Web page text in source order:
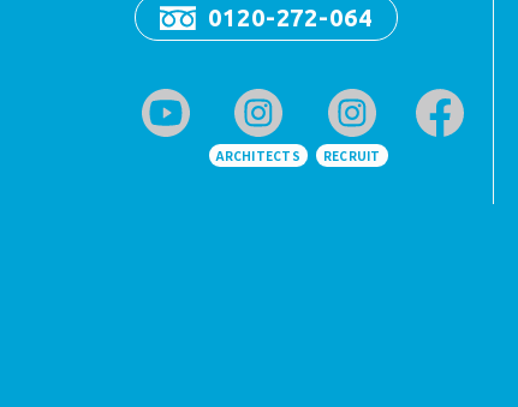
0120-272-064
ARCHITECTS RECRUIT